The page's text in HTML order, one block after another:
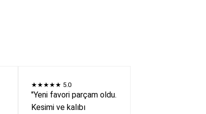
★★★★★ 5.0
"Yeni favori parçam oldu.
Kesimi ve kalıbı